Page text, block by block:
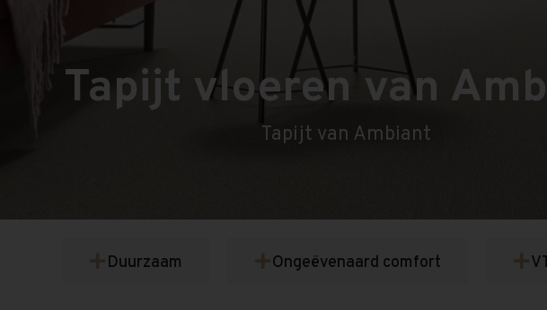
Tapijt vloeren van
Tapijt van Ambiant
Duurzaam Ongeëvenaard comfort